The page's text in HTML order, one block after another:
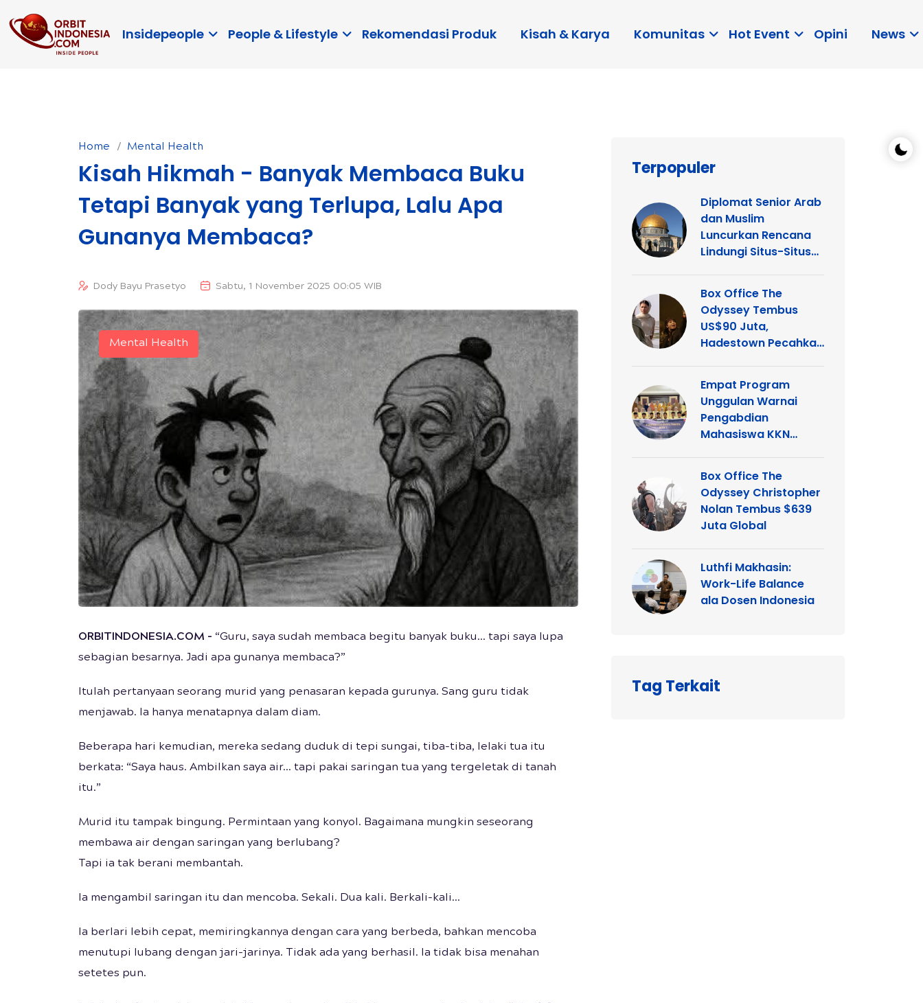
Insidepeople People & Lifestyle Rekomendasi Produk Kisah & Karya Komunitas Hot Event Opini News
Home Mental Health
Kisah Hikmah - Banyak Membaca Buku
Tetapi Banyak yang Terlupa, Lalu Apa
Gunanya Membaca?
Dody Bayu Prasetyo Sabtu, 1 November 2025 00:05 WIB
Mental Health
ORBITINDONESIA.COM - “Guru, saya sudah membaca begitu banyak buku… tapi saya lupa
sebagian besarnya. Jadi apa gunanya membaca?”
Itulah pertanyaan seorang murid yang penasaran kepada gurunya. Sang guru tidak
menjawab. Ia hanya menatapnya dalam diam.
Beberapa hari kemudian, mereka sedang duduk di tepi sungai, tiba-tiba, lelaki tua itu
berkata: “Saya haus. Ambilkan saya air… tapi pakai saringan tua yang tergeletak di tanah
itu.”
Murid itu tampak bingung. Permintaan yang konyol. Bagaimana mungkin seseorang
membawa air dengan saringan yang berlubang?
Tapi ia tak berani membantah.
Ia mengambil saringan itu dan mencoba. Sekali. Dua kali. Berkali-kali…
Ia berlari lebih cepat, memiringkannya dengan cara yang berbeda, bahkan mencoba
menutupi lubang dengan jari-jarinya. Tidak ada yang berhasil. Ia tidak bisa menahan
setetes pun.
Terpopuler
Diplomat Senior Arab
dan Muslim
Luncurkan Rencana
Lindungi Situs-Situs
dan Kristen di
Yerusalem
Box Office The
Odyssey Tembus
US$90 Juta,
Hadestown Pecahkan
Empat Program
Unggulan Warnai
Pengabdian
Mahasiswa KKN
Kelurahan Ganting
Box Office The
Odyssey Christopher
Nolan Tembus $639
Juta Global
Luthfi Makhasin:
Work-Life Balance
ala Dosen Indonesia
Tag Terkait